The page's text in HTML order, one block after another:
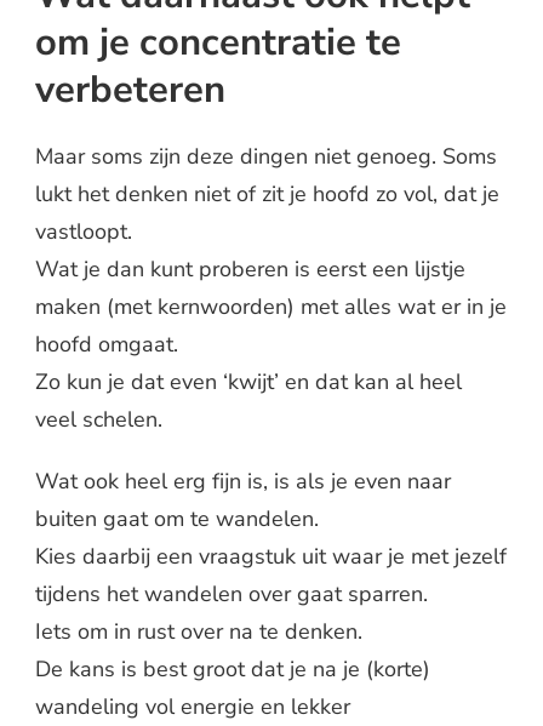
om je concentratie te
verbeteren
Maar soms zijn deze dingen niet genoeg. Soms
lukt het denken niet of zit je hoofd zo vol, dat je
vastloopt.
Wat je dan kunt proberen is eerst een lijstje
maken (met kernwoorden) met alles wat er in je
hoofd omgaat.
Zo kun je dat even ‘kwijt’ en dat kan al heel
veel schelen.
Wat ook heel erg fijn is, is als je even naar
buiten gaat om te wandelen.
Kies daarbij een vraagstuk uit waar je met jezelf
tijdens het wandelen over gaat sparren.
Iets om in rust over na te denken.
De kans is best groot dat je na je (korte)
wandeling vol energie en lekker